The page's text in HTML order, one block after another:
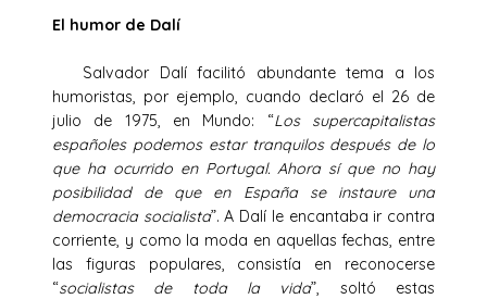
El humor de Dalí
Salvador Dalí facilitó abundante tema a los
humoristas, por ejemplo, cuando declaró el 26 de
julio de 1975, en Mundo: “Los supercapitalistas
españoles podemos estar tranquilos después de lo
que ha ocurrido en Portugal. Ahora sí que no hay
posibilidad de que en España se instaure una
democracia socialista”. A Dalí le encantaba ir contra
corriente, y como la moda en aquellas fechas, entre
las figuras populares, consistía en reconocerse
“socialistas de toda la vida”, soltó estas